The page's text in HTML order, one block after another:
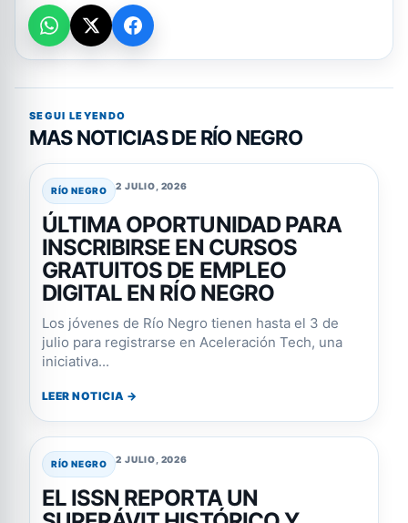
SEGUI LEYENDO
MAS NOTICIAS DE RÍO NEGRO
RÍO NEGRO 2 JULIO, 2026
ÚLTIMA OPORTUNIDAD PARA
INSCRIBIRSE EN CURSOS
GRATUITOS DE EMPLEO
DIGITAL EN RÍO NEGRO
Los jóvenes de Río Negro tienen hasta el 3 de
julio para registrarse en Aceleración Tech, una
iniciativa...
LEER NOTICIA →
RÍO NEGRO 2 JULIO, 2026
EL ISSN REPORTA UN